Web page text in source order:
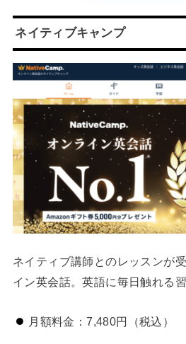
ネイティブキャンプ
ネイティブ講師とのレッスンが
イン英会話。英語に毎日触れる
月額料金：7,480円（税込）